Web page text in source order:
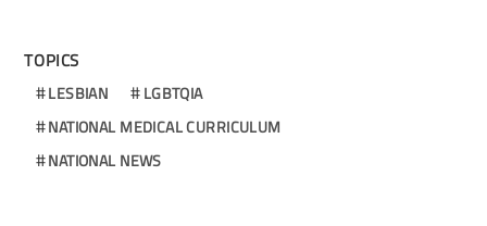
TOPICS
LESBIAN
LGBTQIA
NATIONAL MEDICAL CURRICULUM
NATIONAL NEWS